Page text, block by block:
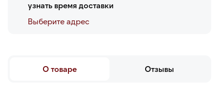
узнать время доставки
Выберите адреc
О товаре Отзывы